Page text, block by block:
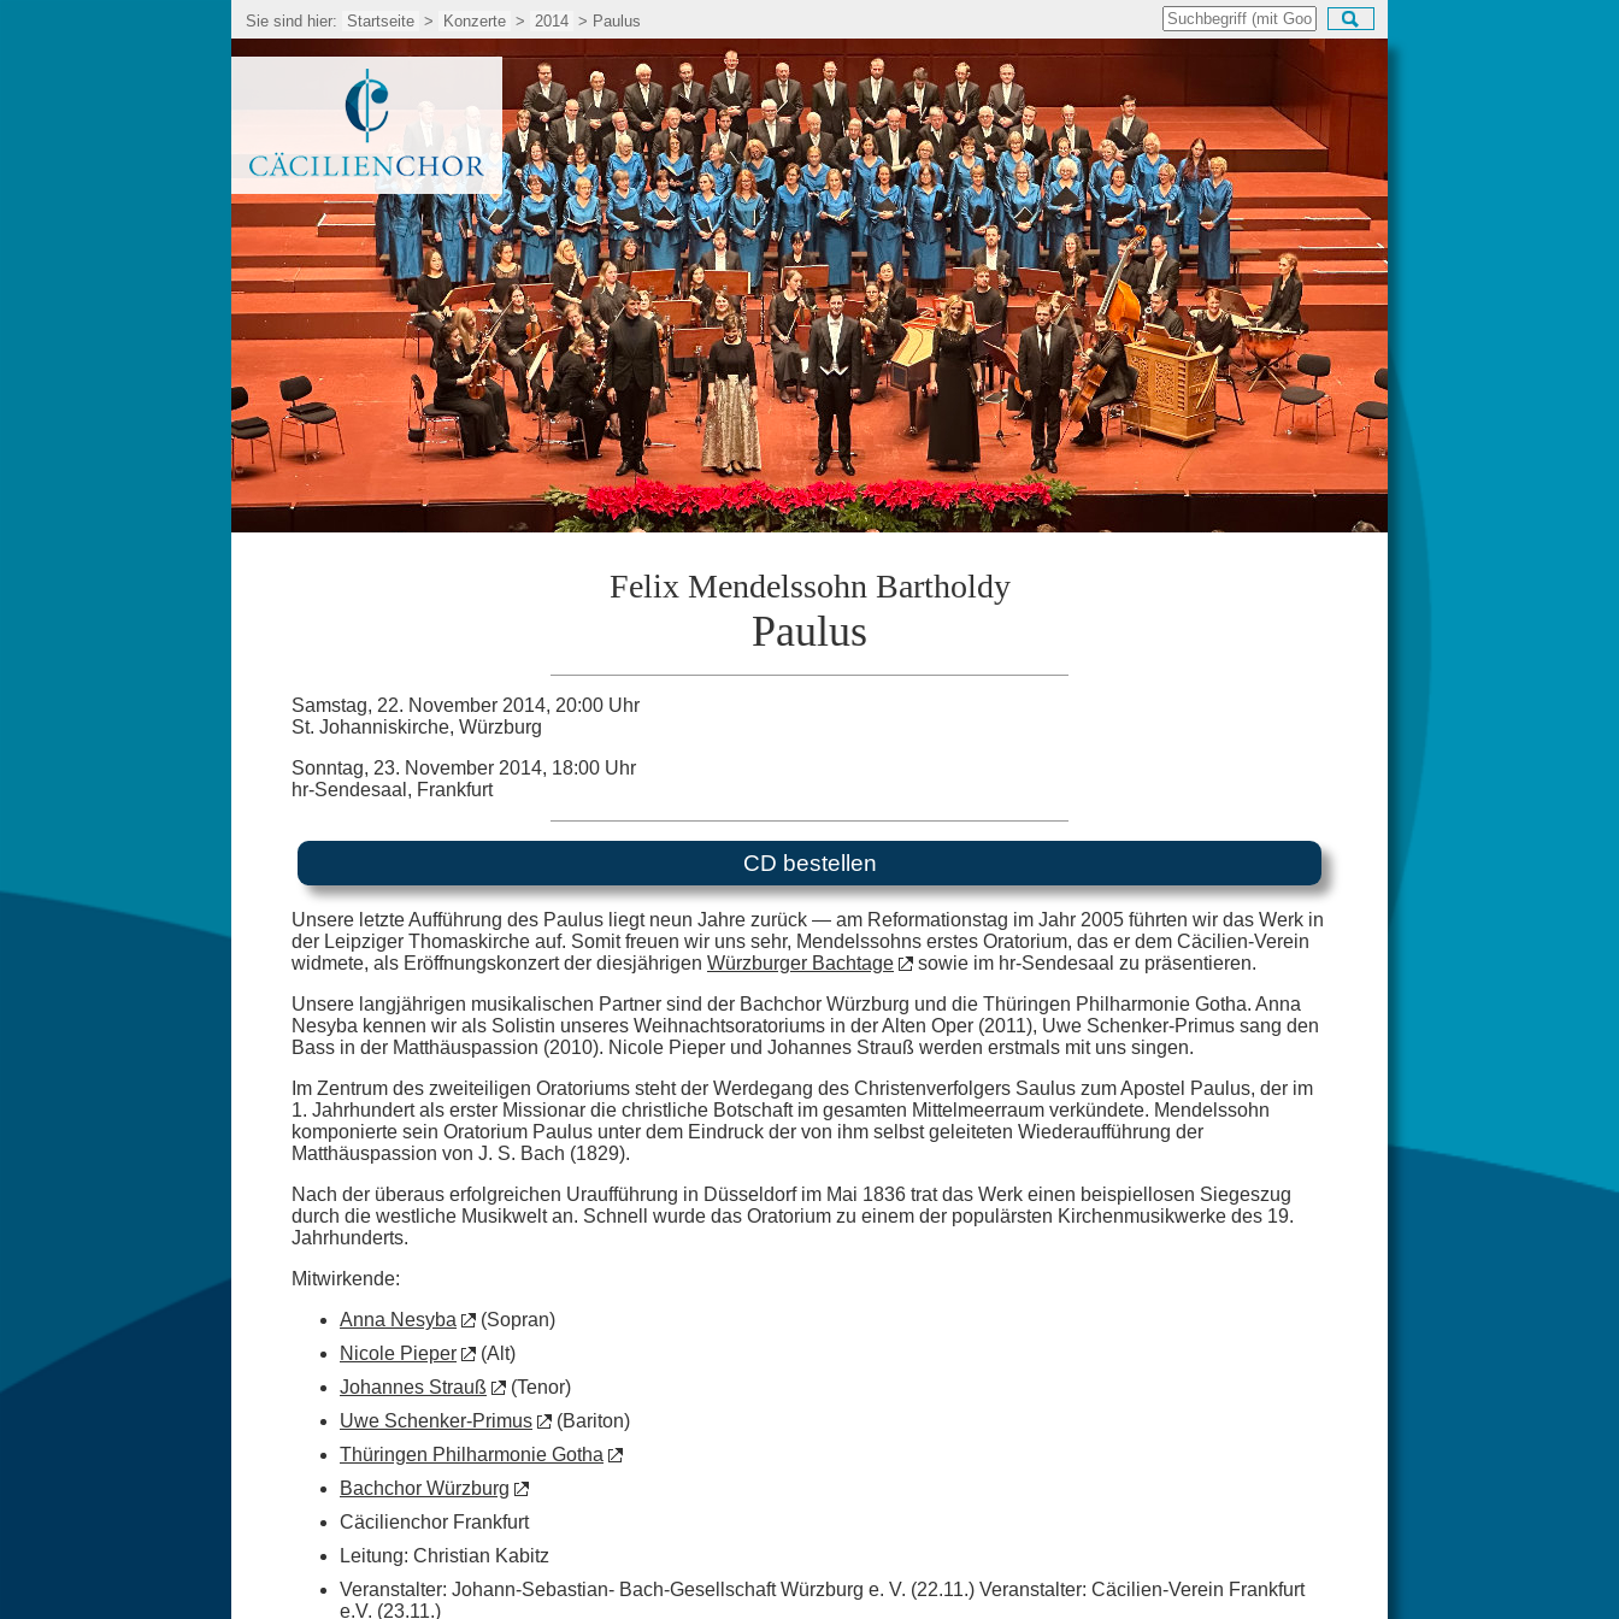
Sie sind hier: Startseite > Konzerte > 2014 > Paulus
Felix Mendelssohn Bartholdy
Paulus
Samstag, 22. November 2014, 20:00 Uhr
St. Johanniskirche, Würzburg
Sonntag, 23. November 2014, 18:00 Uhr
hr-Sendesaal, Frankfurt
CD bestellen
Unsere letzte Aufführung des Paulus liegt neun Jahre zurück — am Reformationstag im Jahr 2005 führten wir das Werk in
der Leipziger Thomaskirche auf. Somit freuen wir uns sehr, Mendelssohns erstes Oratorium, das er dem Cäcilien-Verein
widmete, als Eröffnungskonzert der diesjährigen Würzburger Bachtage
sowie im hr-Sendesaal zu präsentieren.
Unsere langjährigen musikalischen Partner sind der Bachchor Würzburg und die Thüringen Philharmonie Gotha. Anna
Nesyba kennen wir als Solistin unseres Weihnachtsoratoriums in der Alten Oper (2011), Uwe Schenker-Primus sang den
Bass in der Matthäuspassion (2010). Nicole Pieper und Johannes Strauß werden erstmals mit uns singen.
Im Zentrum des zweiteiligen Oratoriums steht der Werdegang des Christenverfolgers Saulus zum Apostel Paulus, der im
1. Jahrhundert als erster Missionar die christliche Botschaft im gesamten Mittelmeerraum verkündete. Mendelssohn
komponierte sein Oratorium Paulus unter dem Eindruck der von ihm selbst geleiteten Wiederaufführung der
Matthäuspassion von J. S. Bach (1829).
Nach der überaus erfolgreichen Uraufführung in Düsseldorf im Mai 1836 trat das Werk einen beispiellosen Siegeszug
durch die westliche Musikwelt an. Schnell wurde das Oratorium zu einem der populärsten Kirchenmusikwerke des 19.
Jahrhunderts.
Mitwirkende:
Anna Nesyba
(Sopran)
Nicole Pieper
(Alt)
Johannes Strauß
(Tenor)
Uwe Schenker-Primus
(Bariton)
Thüringen Philharmonie Gotha
Bachchor Würzburg
Cäcilienchor Frankfurt
Leitung: Christian Kabitz
Veranstalter: Johann-Sebastian- Bach-Gesellschaft Würzburg e. V. (22.11.) Veranstalter: Cäcilien-Verein Frankfurt
e.V. (23.11.)